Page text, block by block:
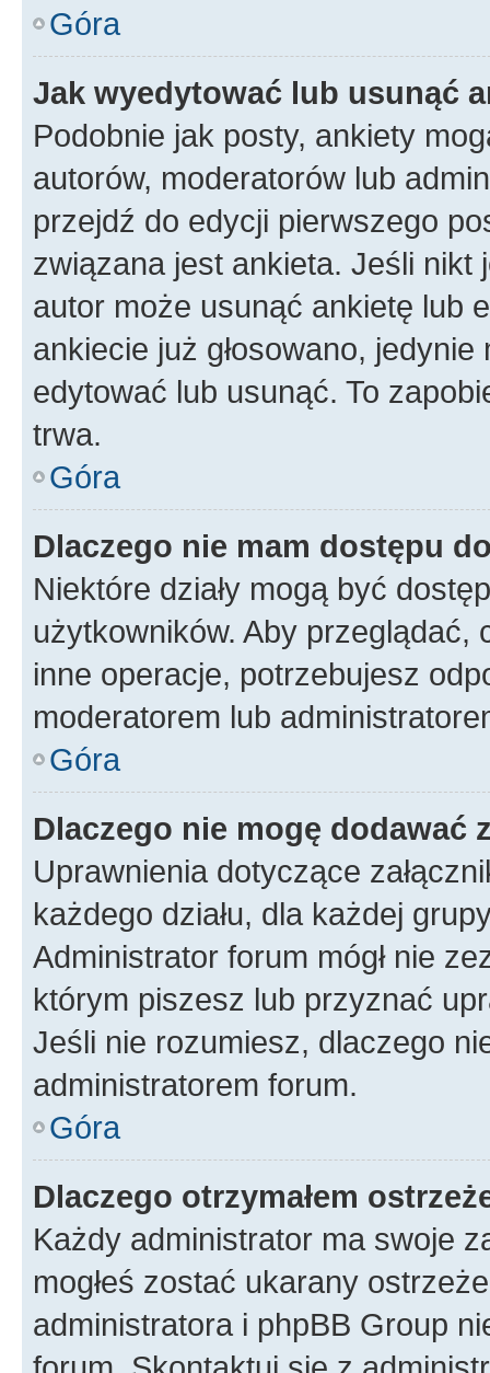
Góra
Jak wyedytować lub usunąć
Podobnie jak posty, ankiety
autorów, moderatorów lub
przejdź do edycji pierwszego
związana jest ankieta. Jeśli nikt
autor może usunąć ankietę lub
ankiecie już głosowano,
edytować lub usunąć. To
trwa.
Góra
Dlaczego nie mam dostępu
Niektóre działy mogą być
użytkowników. Aby
inne operacje, potrzebujesz
moderatorem lub
Góra
Dlaczego nie mogę dodawać
Uprawnienia dotyczące
każdego działu, dla każdej
Administrator forum mógł nie
którym piszesz lub przyznać
Jeśli nie rozumiesz, dlaczego
administratorem forum.
Góra
Dlaczego otrzymałem
Każdy administrator ma swoje
mogłeś zostać ukarany
administratora i phpBB Group